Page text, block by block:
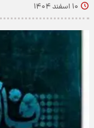
۱۰ اسفند ۱۴۰۴